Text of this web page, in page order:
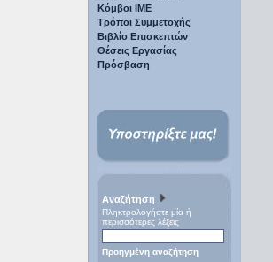
Κόμβοι ΙΜΕ
Τρόποι Συμμετοχής
Βιβλίο Επισκεπτών
Θέσεις Εργασίας
Πρόσβαση
Αναζήτηση
Πληκτρολογήστε μία ή
περισσότερες λέξεις
Προηγμένη αναζήτηση